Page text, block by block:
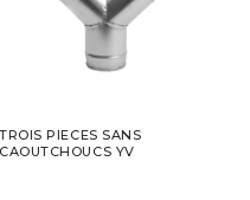
TROIS PIECES SANS
CAOUTCHOUCS YV